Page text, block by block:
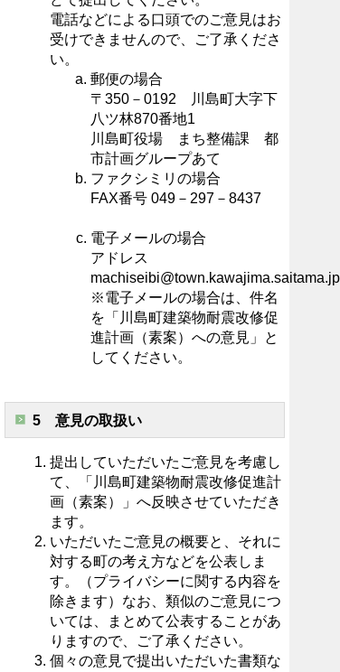
電話などによる口頭でのご意見はお
受けできませんので、ご了承くださ
い。
郵便の場合
〒350－0192 川島町大字下
八ツ林870番地1
川島町役場 まち整備課 都
市計画グループあて
ファクシミリの場合
FAX番号 049－297－8437
電子メールの場合
アドレス
machiseibi@town.kawajima.saitama.jp
※電子メールの場合は、件名
を「川島町建築物耐震改修促
進計画（素案）への意見」と
してください。
5 意見の取扱い
提出していただいたご意見を考慮し
て、「川島町建築物耐震改修促進計
画（素案）」へ反映させていただき
ます。
いただいたご意見の概要と、それに
対する町の考え方などを公表しま
す。（プライバシーに関する内容を
除きます）なお、類似のご意見につ
いては、まとめて公表することがあ
りますので、ご了承ください。
個々の意見で提出いただいた書類な